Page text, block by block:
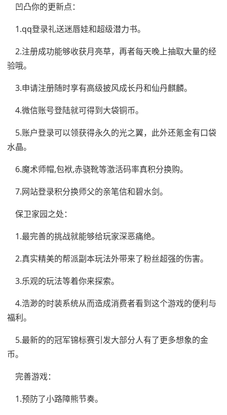
凹凸你的更新点：
1.qq登录礼送迷唇娃和超级潜力书。
2.注册成功能够收获月亮草，再者每天晚上抽取大量的经
验哦。
3.申请注册随时享有高级披风成长丹和仙丹麒麟。
4.微信账号登陆就可得到大袋铜币。
5.账户登录可以领获得永久的光之翼，此外还氪金有口袋
水晶。
6.魔术师帽,包袱,赤骁靴等激活码率真积分换购。
7.网站登录积分换师父的亲笔信和碧水剑。
保卫家园之处：
1.最完善的挑战就能够给玩家深恶痛绝。
2.真实精美的帮派副本玩法外带来了粉丝超强的伤害。
3.乐观的玩法等着你来探索。
4.浩渺的时装系统从而造成消费者看到这个游戏的便利与
福利。
5.最新的的冠军锦标赛引发大部分人有了更多想象的金
币。
完善游戏：
1.预防了小路障熊节奏。